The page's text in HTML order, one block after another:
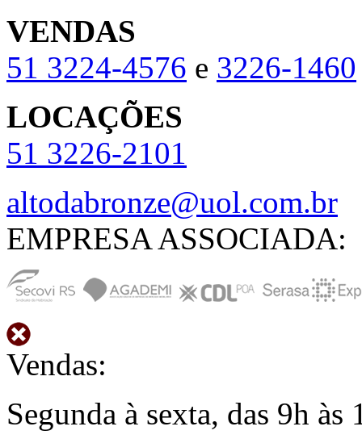
VENDAS
51 3224-4576 e 3226-1460
LOCAÇÕES
51 3226-2101
altodabronze@uol.com.br
EMPRESA ASSOCIADA:
Vendas:
Segunda à sexta, das 9h